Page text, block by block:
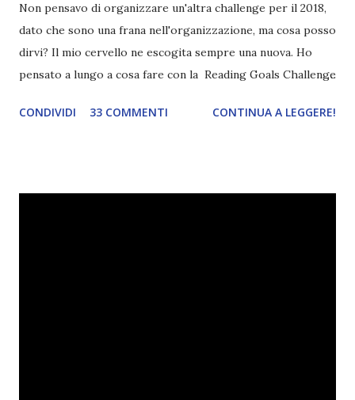
Non pensavo di organizzare un'altra challenge per il 2018,
dato che sono una frana nell'organizzazione, ma cosa posso
dirvi? Il mio cervello ne escogita sempre una nuova. Ho
pensato a lungo a cosa fare con la Reading Goals Challenge
ho scoperto che anche alcuni di voi avrebbero fatto così,
CONDIVIDI 33 COMMENTI CONTINUA A LEGGERE!